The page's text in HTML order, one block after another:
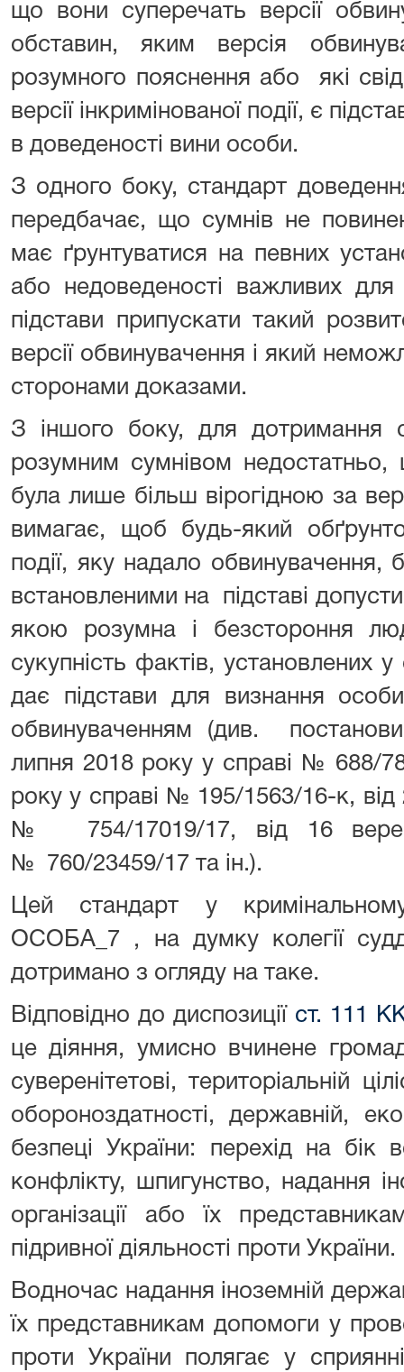
що вони суперечать версії
обставин, яким версія
розумного пояснення або які
версії інкримінованої події, є
в доведеності вини особи.
З одного боку, стандарт
передбачає, що сумнів не
має ґрунтуватися на певних
або недоведеності важливих
підстави припускати такий
версії обвинувачення і який
сторонами доказами.
З іншого боку, для дотримання
розумним сумнівом недостатньо,
була лише більш вірогідною за
вимагає, щоб будь-який
події, яку надало
встановленими на підставі
якою розумна і безстороння
сукупність фактів, установлених
дає підстави для визнання
обвинуваченням (див.
липня 2018 року у справі № 688/
року у справі № 195/1563/16-к, від
№ 754/17019/17, від 16
№ 760/23459/17 та ін.).
Цей стандарт у
ОСОБА_7 , на думку колегії
дотримано з огляду на таке.
Відповідно до диспозиції ст. 111
це діяння, умисно вчинене
суверенітетові, територіальній
обороноздатності, державній,
безпеці України: перехід на бік
конфлікту, шпигунство, надання
організації або їх
підривної діяльності проти України.
Водночас надання іноземній
їх представникам допомоги у
проти України полягає у